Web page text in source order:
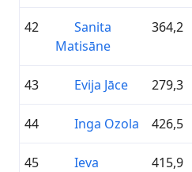
42
Sanita
Matisāne
364,2
43 Evija Jāce 279,3
44 Inga Ozola 426,5
45
Ieva
415,9